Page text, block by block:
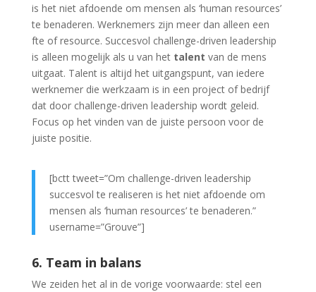
is het niet afdoende om mensen als ‘human resources’
te benaderen. Werknemers zijn meer dan alleen een
fte of resource. Succesvol challenge-driven leadership
is alleen mogelijk als u van het talent van de mens
uitgaat. Talent is altijd het uitgangspunt, van iedere
werknemer die werkzaam is in een project of bedrijf
dat door challenge-driven leadership wordt geleid.
Focus op het vinden van de juiste persoon voor de
juiste positie.
[bctt tweet=”Om challenge-driven leadership
succesvol te realiseren is het niet afdoende om
mensen als ‘human resources’ te benaderen.”
username=”Grouve”]
6. Team in balans
We zeiden het al in de vorige voorwaarde: stel een